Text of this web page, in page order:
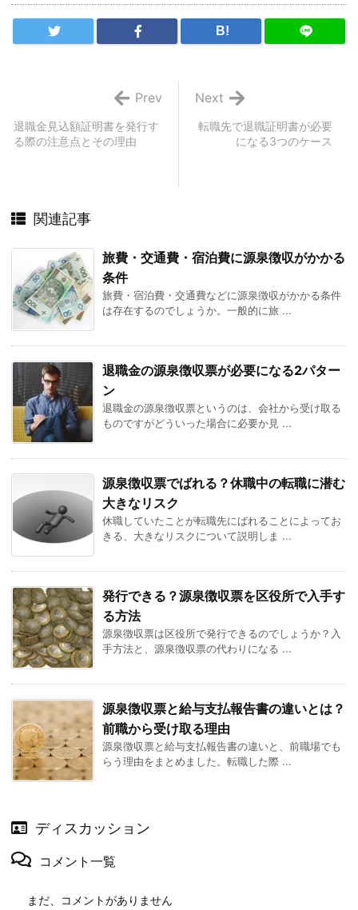
B!
転職先で退職証明書が必要
になる3つのケース
Next
退職金見込額証明書を発行す
る際の注意点とその理由
Prev
関連記事
旅費・交通費・宿泊費に源泉徴収がかかる
条件
旅費・宿泊費・交通費などに源泉徴収がかかる条件
は存在するのでしょうか。一般的に旅 ...
退職金の源泉徴収票が必要になる2パター
ン
退職金の源泉徴収票というのは、会社から受け取る
ものですがどういった場合に必要か見 ...
源泉徴収票でばれる？休職中の転職に潜む
大きなリスク
休職していたことが転職先にばれることによってお
きる、大きなリスクについて説明しま ...
発行できる？源泉徴収票を区役所で入手す
る方法
源泉徴収票は区役所で発行できるのでしょうか？入
手方法と、源泉徴収票の代わりになる ...
源泉徴収票と給与支払報告書の違いとは？
前職から受け取る理由
源泉徴収票と給与支払報告書の違いと、前職場でも
らう理由をまとめました。転職した際 ...
ディスカッション
コメント一覧
まだ、コメントがありません